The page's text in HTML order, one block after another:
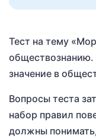
Тест на тему
обществознанию.
значение в
Вопросы теста
набор правил
должны